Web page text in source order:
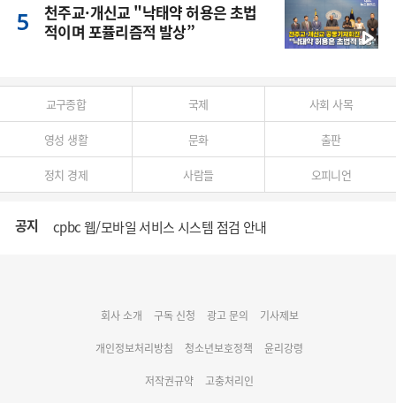
천주교·개신교 "낙태약 허용은 초법
적이며 포퓰리즘적 발상”
교구종합 국제 사회 사목
영성 생활 문화 출판
정치 경제 사람들 오피니언
공지 cpbc 웹/모바일 서비스 시스템 점검 안내
명동 미디어큐브 & 1898 미디어월 공모전 수상작 발표
회사 소개 구독 신청 광고 문의 기사제보
개인정보처리방침 청소년보호정책 윤리강령
저작권규약 고충처리인